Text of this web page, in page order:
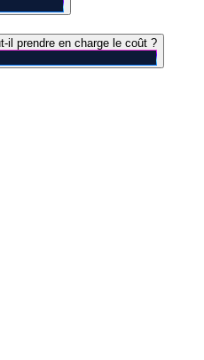
il prendre en charge le coût ?